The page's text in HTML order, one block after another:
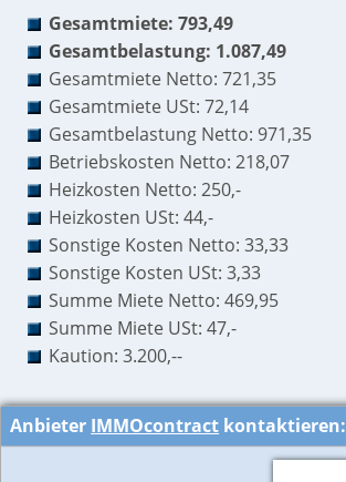
Gesamtmiete: 793,49
Gesamtbelastung: 1.087,49
Gesamtmiete Netto: 721,35
Gesamtmiete USt: 72,14
Gesamtbelastung Netto: 971,35
Betriebskosten Netto: 218,07
Heizkosten Netto: 250,-
Heizkosten USt: 44,-
Sonstige Kosten Netto: 33,33
Sonstige Kosten USt: 3,33
Summe Miete Netto: 469,95
Summe Miete USt: 47,-
Kaution: 3.200,--
Anbieter IMMOcontract kontaktieren: